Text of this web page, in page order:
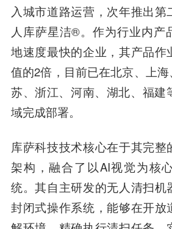
入城市道路运营，次年推出
人库萨星洁®。作为行业内产
地速度最快的企业，其产品作
值的2倍，目前已在北京、上
苏、浙江、河南、湖北、福建
域完成部署。
库萨科技技术核心在于其完整
架构，融合了以AI视觉为核
统。其自主研发的无人清扫机
封闭式操作系统，能够在开放